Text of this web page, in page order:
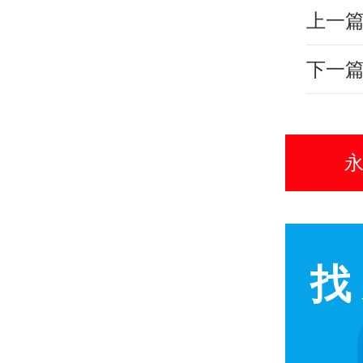
上一
下一
找